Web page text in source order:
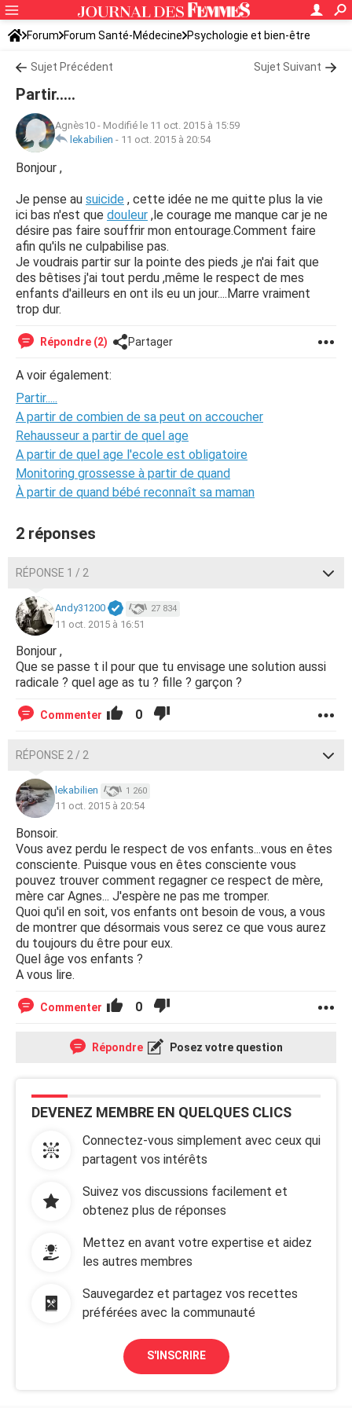
Forum Forum Santé-Médecine Psychologie et bien-être
Sujet Précédent Sujet Suivant
Partir.....
Agnès10 - Modifié le 11 oct. 2015 à 15:59
lekabilien - 11 oct. 2015 à 20:54
Bonjour ,
Je pense au suicide , cette idée ne me quitte plus la vie
ici bas n'est que douleur ,le courage me manque car je ne
désire pas faire souffrir mon entourage.Comment faire
afin qu'ils ne culpabilise pas.
Je voudrais partir sur la pointe des pieds ,je n'ai fait que
des bêtises j'ai tout perdu ,même le respect de mes
enfants d'ailleurs en ont ils eu un jour....Marre vraiment
trop dur.
Répondre (2) Partager
A voir également:
Partir.....
A partir de combien de sa peut on accoucher
Rehausseur a partir de quel age
A partir de quel age l'ecole est obligatoire
Monitoring grossesse à partir de quand
À partir de quand bébé reconnaît sa maman
2 réponses
RÉPONSE 1 / 2
Andy31200 27 834
11 oct. 2015 à 16:51
Bonjour ,
Que se passe t il pour que tu envisage une solution aussi
radicale ? quel age as tu ? fille ? garçon ?
Commenter 0
RÉPONSE 2 / 2
lekabilien 1 260
11 oct. 2015 à 20:54
Bonsoir.
Vous avez perdu le respect de vos enfants...vous en êtes
consciente. Puisque vous en êtes consciente vous
pouvez trouver comment regagner ce respect de mère,
mère car Agnes... J'espère ne pas me tromper.
Quoi qu'il en soit, vos enfants ont besoin de vous, a vous
de montrer que désormais vous serez ce que vous aurez
du toujours du être pour eux.
Quel âge vos enfants ?
A vous lire.
Commenter 0
Répondre Posez votre question
DEVENEZ MEMBRE EN QUELQUES CLICS
Connectez-vous simplement avec ceux qui
partagent vos intérêts
Suivez vos discussions facilement et
obtenez plus de réponses
Mettez en avant votre expertise et aidez
les autres membres
Sauvegardez et partagez vos recettes
préférées avec la communauté
S'INSCRIRE